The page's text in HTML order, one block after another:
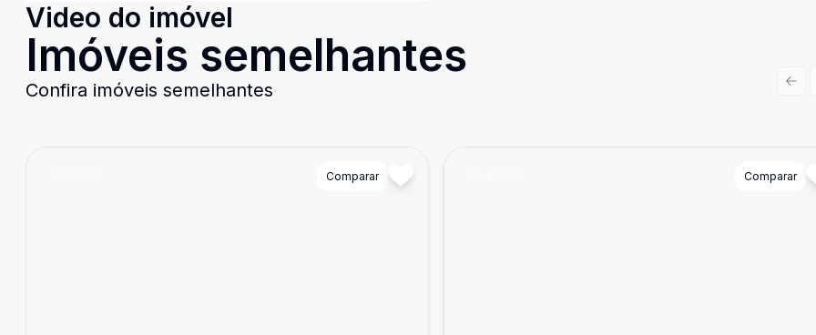
Video do imóvel
Imóveis semelhantes
Confira imóveis semelhantes
Comparar Comparar